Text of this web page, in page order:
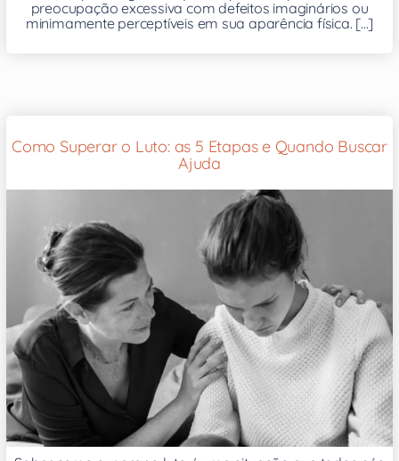
preocupação excessiva com defeitos imaginários ou
minimamente perceptíveis em sua aparência física. [...]
Como Superar o Luto: as 5 Etapas e Quando Buscar
Ajuda